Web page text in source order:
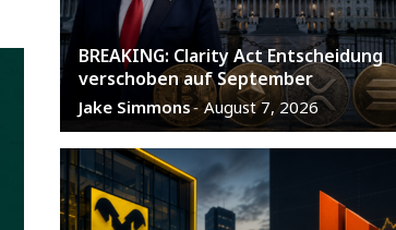
BREAKING: Clarity Act Entscheidung
verschoben auf September
Jake Simmons- August 7, 2026